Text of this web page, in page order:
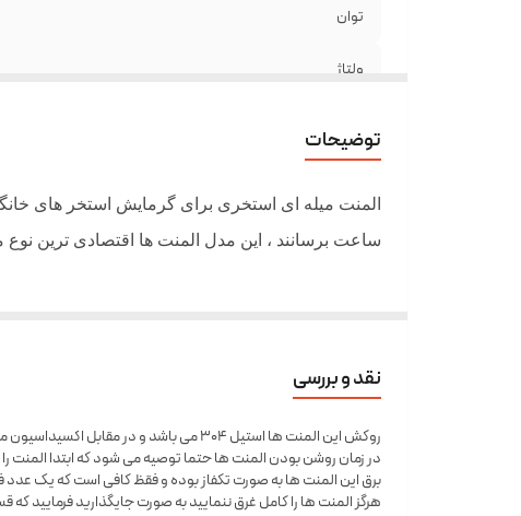
توان
ولتاژ
توضیحات
ساعت برسانند ، این مدل المنت ها اقتصادی ترین
نقد و بررسی
روکش این المنت ها استیل 304 می باشد و در مقابل اکسیداسیون مقاوم هستند ،
در زمان روشن بودن المنت ها حتما توصیه می شود که ابتدا المنت
برق این المنت ها به صورت تکفاز بوده و فقظ کافی است که یک عدد
هرگز المنت ها را کامل غرق ننمایید به صورت جایگذارید فرمایید که